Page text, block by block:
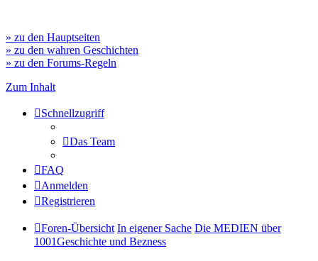
» zu den Hauptseiten
» zu den wahren Geschichten
» zu den Forums-Regeln
Zum Inhalt
Schnellzugriff
Das Team
FAQ
Anmelden
Registrieren
Foren-Übersicht In eigener Sache Die MEDIEN über
1001Geschichte und Bezness